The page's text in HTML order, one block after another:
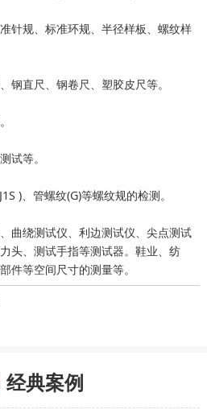
针规、标准环规、半径样板、螺纹样
钢直尺、钢卷尺、塑胶皮尺等。
试等。
)、管螺纹(G)等螺纹规的检测。
曲绕测试仪、利边测试仪、尖点测试
头、测试手指等测试器。鞋业、纺
件等空间尺寸的测量等。
经典案例